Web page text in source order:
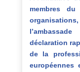
membres
déclaration
de la
européennes